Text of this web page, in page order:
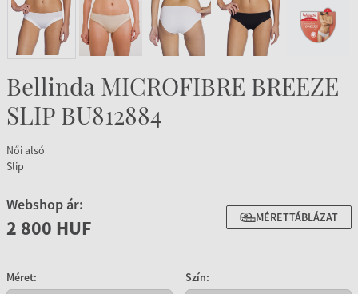
Bellinda MICROFIBRE BREEZE
SLIP BU812884
Női alsó
Slip
Webshop ár:
2 800 HUF MÉRETTÁBLÁZAT
Méret: Szín: